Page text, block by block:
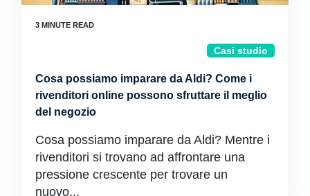
Casi studio
Cosa possiamo imparare da Aldi? Come i
rivenditori online possono sfruttare il meglio
del negozio
Cosa possiamo imparare da Aldi? Mentre i
rivenditori si trovano ad affrontare una
pressione crescente per trovare un
nuovo...